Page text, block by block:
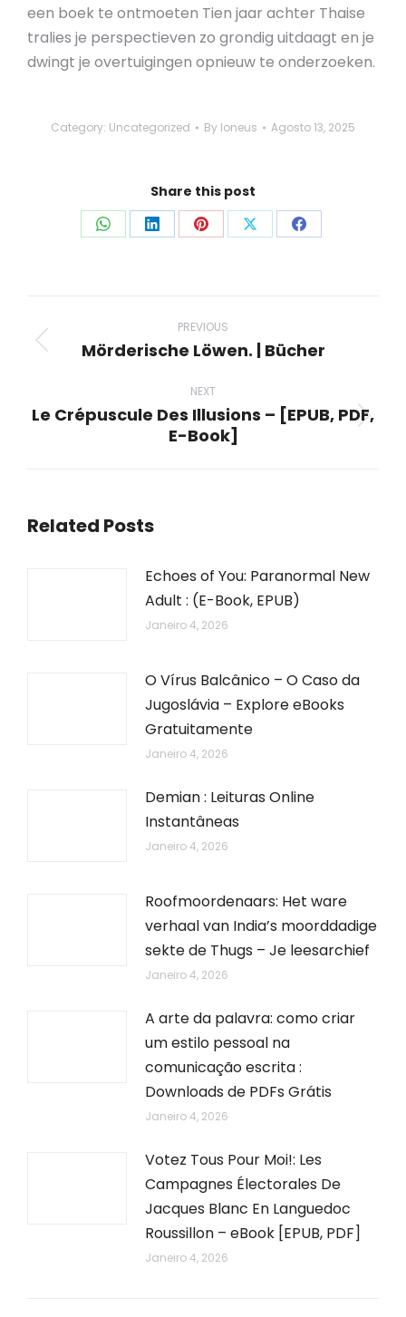
een boek te ontmoeten Tien jaar achter Thaise
tralies je perspectieven zo grondig uitdaagt en je
dwingt je overtuigingen opnieuw te onderzoeken.
Category: Uncategorized By loneus Agosto 13, 2025
Share this post
Share Share Share Share Share
navigation
PREVIOUS
Previous
Mörderische Löwen. | Bücher
NEXT
Next
post:
Le Crépuscule Des Illusions – [EPUB, PDF,
E-Book]
Related Posts
Echoes of You: Paranormal New
Adult : (E-Book, EPUB)
Janeiro 4, 2026
O Vírus Balcânico – O Caso da
Jugoslávia – Explore eBooks
Gratuitamente
Janeiro 4, 2026
Demian : Leituras Online
Instantâneas
Janeiro 4, 2026
Roofmoordenaars: Het ware
verhaal van India’s moorddadige
sekte de Thugs – Je leesarchief
Janeiro 4, 2026
A arte da palavra: como criar
um estilo pessoal na
comunicação escrita :
Downloads de PDFs Grátis
Janeiro 4, 2026
Votez Tous Pour Moi!: Les
Campagnes Électorales De
Jacques Blanc En Languedoc
Roussillon – eBook [EPUB, PDF]
Janeiro 4, 2026